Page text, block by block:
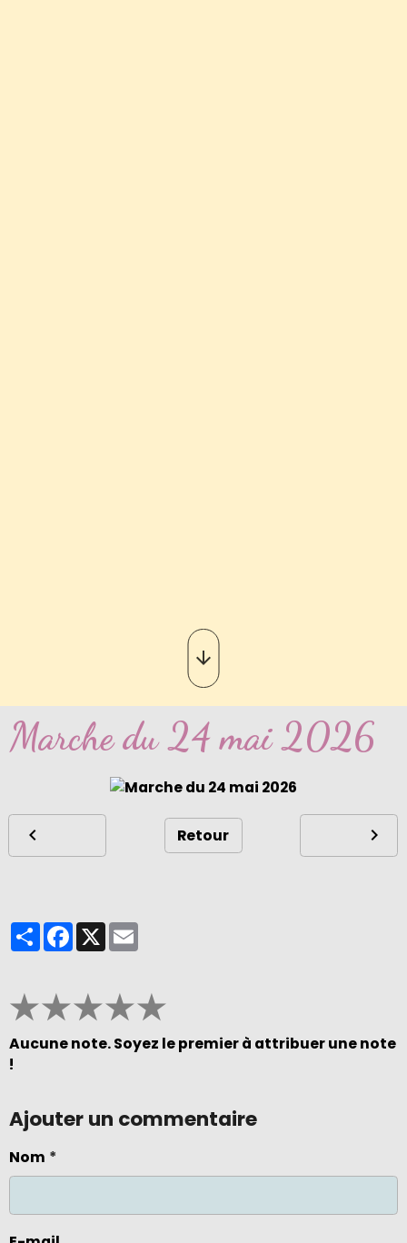
Marche du 24 mai 2026
Retour
PartagerFacebook
X
★★★★★
Aucune note. Soyez le premier à attribuer une note
!
Ajouter un commentaire
Nom